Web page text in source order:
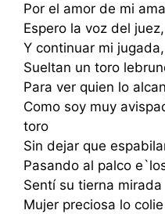
Por el amor de mi
Espero la voz del
Y continuar mi jugada,
Sueltan un toro
Para ver quien lo
Como soy muy
toro
Sin dejar que
Pasando al palco
Sentí su tierna mirada
Mujer preciosa lo